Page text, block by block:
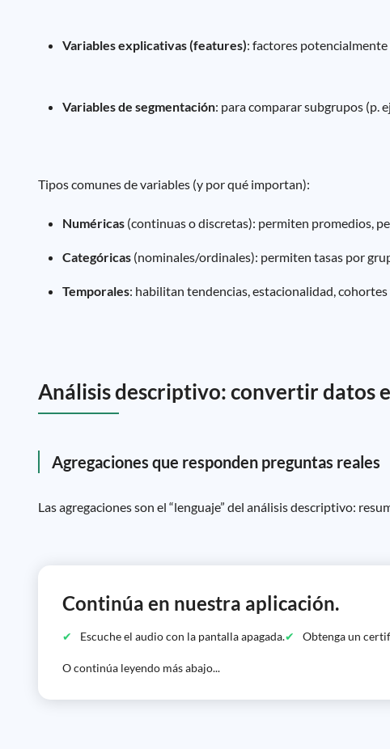
Variables explicativas (features): factores
Variables de segmentación: para comparar subgrupos (p.
Tipos comunes de variables (y por qué importan):
Numéricas (continuas o discretas): permiten promedios,
Categóricas (nominales/ordinales): permiten tasas por
Temporales: habilitan tendencias, estacionalidad, cohortes
Análisis descriptivo: convertir datos
Agregaciones que responden preguntas reales
Las agregaciones son el “lenguaje” del análisis descriptivo:
Continúa en nuestra aplicación.
Escuche el audio con la pantalla apagada. Obtenga un
O continúa leyendo más abajo...